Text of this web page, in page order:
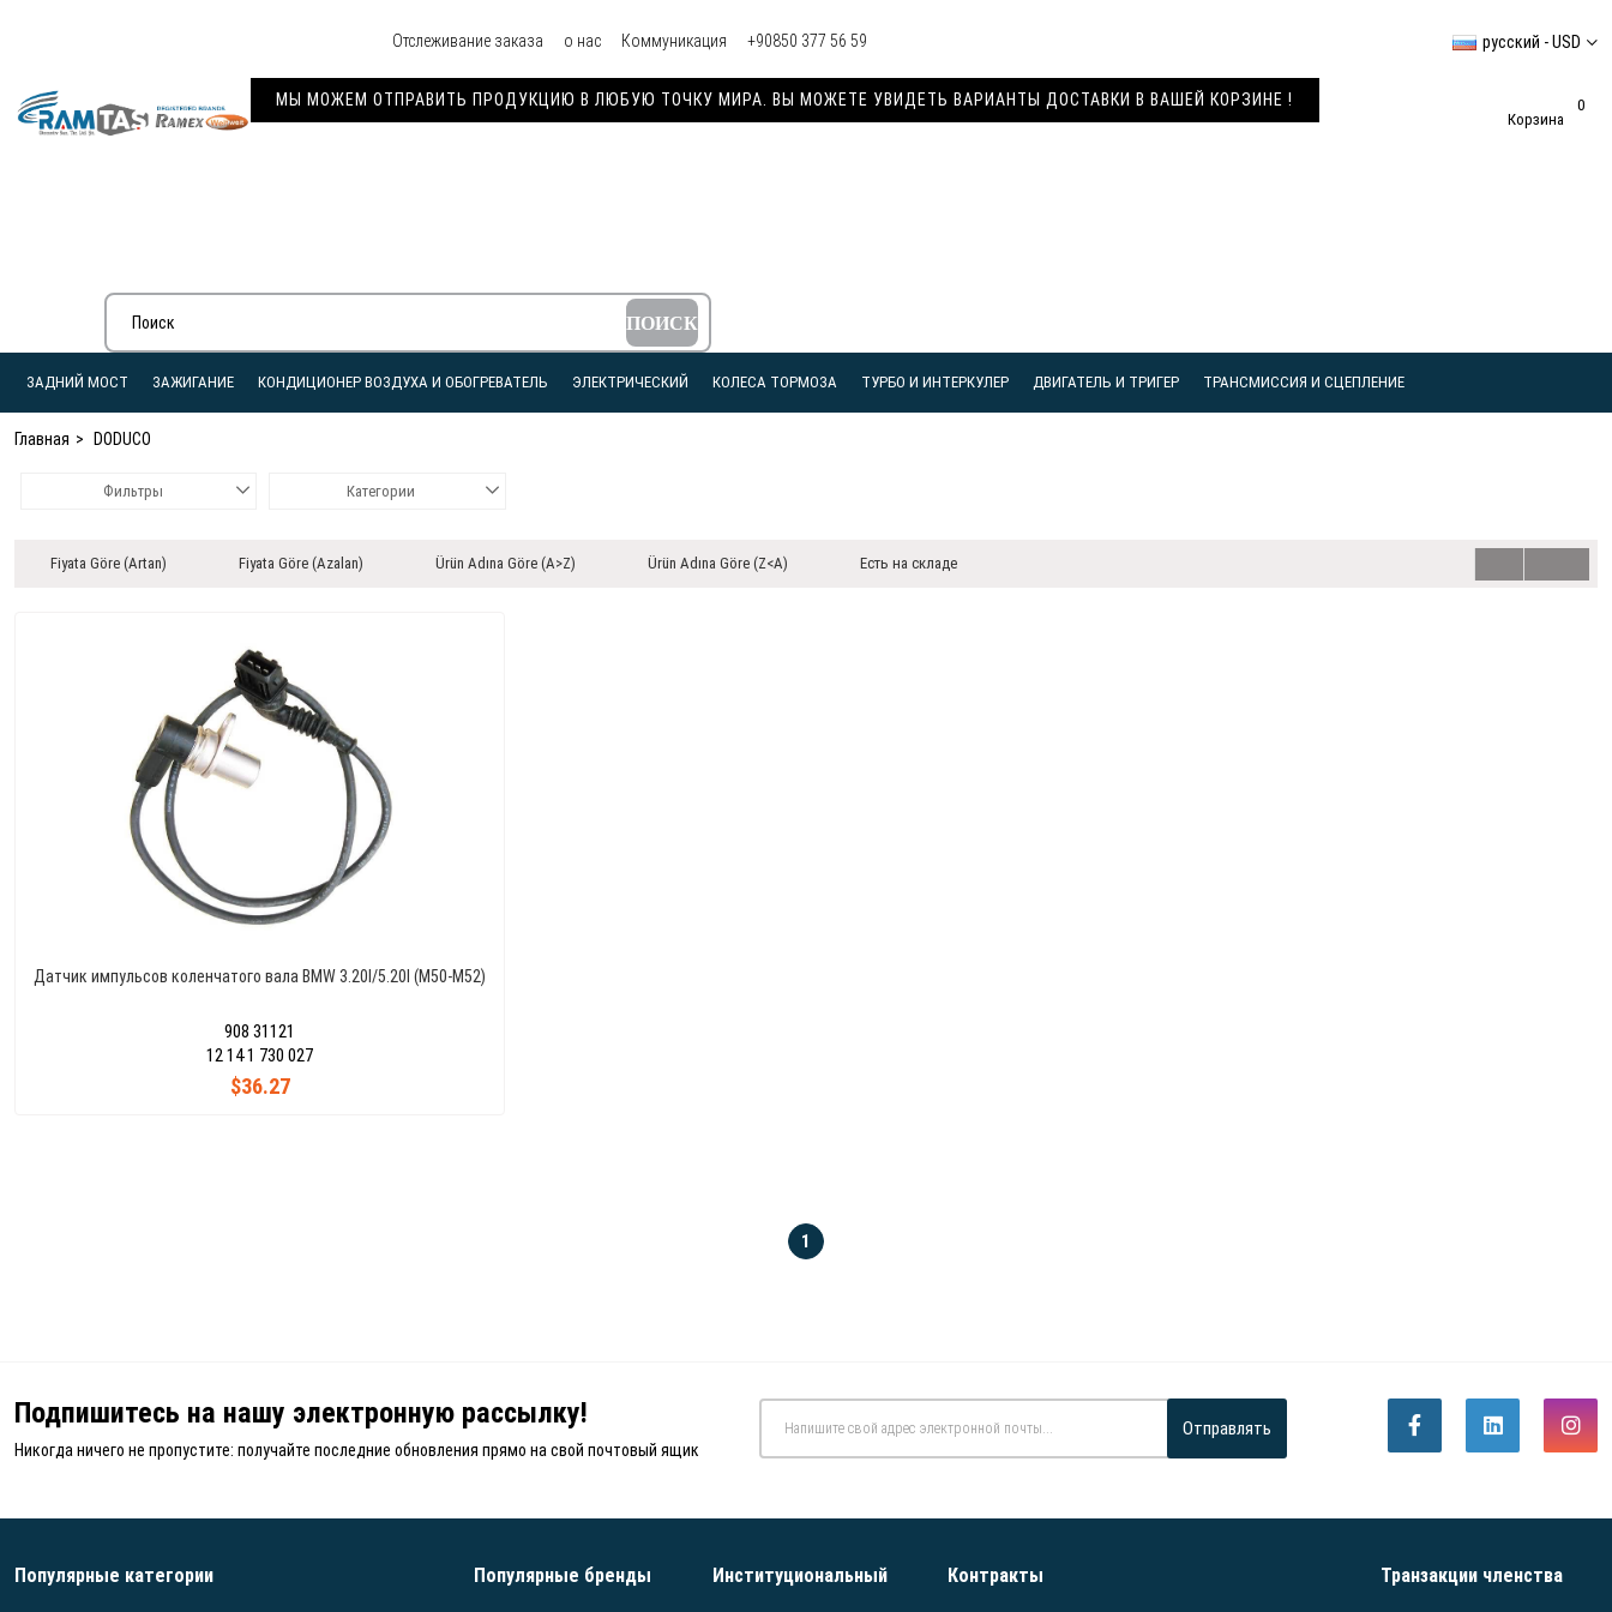
Отслеживание заказа о нас Коммуникация +90850 377 56 59
МЫ МОЖЕМ ОТПРАВИТЬ ПРОДУКЦИЮ В ЛЮБУЮ ТОЧКУ МИРА. ВЫ МОЖЕТЕ УВИДЕТЬ ВАРИАНТЫ ДОСТАВКИ В ВАШЕЙ КОРЗИНЕ !
русский - USD
Корзина
0
ЗАДНИЙ МОСТ ЗАЖИГАНИЕ КОНДИЦИОНЕР ВОЗДУХА И ОБОГРЕВАТЕЛЬ ЭЛЕКТРИЧЕСКИЙ КОЛЕСА ТОРМОЗА ТУРБО И ИНТЕРКУЛЕР ДВИГАТЕЛЬ И ТРИГЕР ТРАНСМИССИЯ И СЦЕПЛЕНИЕ
Главная DODUCO
Фильтры Категории
Fiyata Göre (Artan) Fiyata Göre (Azalan) Ürün Adına Göre (A>Z) Ürün Adına Göre (Z<A) Есть на складе
Датчик импульсов коленчатого вала BMW 3.20I/5.20I (M50-M52)
908 31121
$36.27
12 14 1 730 027
1
Подпишитесь на нашу электронную рассылку!
Никогда ничего не пропустите: получайте последние обновления прямо на свой почтовый ящик
Отправлять
Популярные категории Популярные бренды Институциональный Контракты Транзакции членства